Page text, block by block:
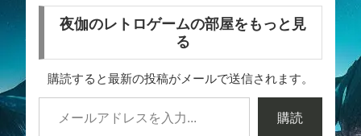
夜伽のレトロゲームの部屋をもっと見
る
購読すると最新の投稿がメールで送信されます。
購読